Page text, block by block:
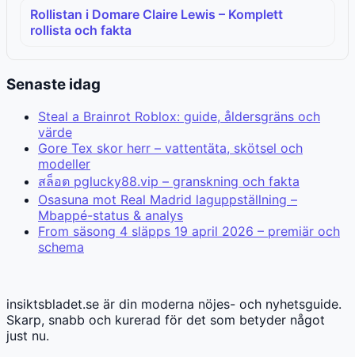
Rollistan i Domare Claire Lewis – Komplett
rollista och fakta
Senaste idag
Steal a Brainrot Roblox: guide, åldersgräns och
värde
Gore Tex skor herr – vattentäta, skötsel och
modeller
สล็อต pglucky88.vip – granskning och fakta
Osasuna mot Real Madrid laguppställning –
Mbappé-status & analys
From säsong 4 släpps 19 april 2026 – premiär och
schema
insiktsbladet.se är din moderna nöjes- och nyhetsguide.
Skarp, snabb och kurerad för det som betyder något
just nu.